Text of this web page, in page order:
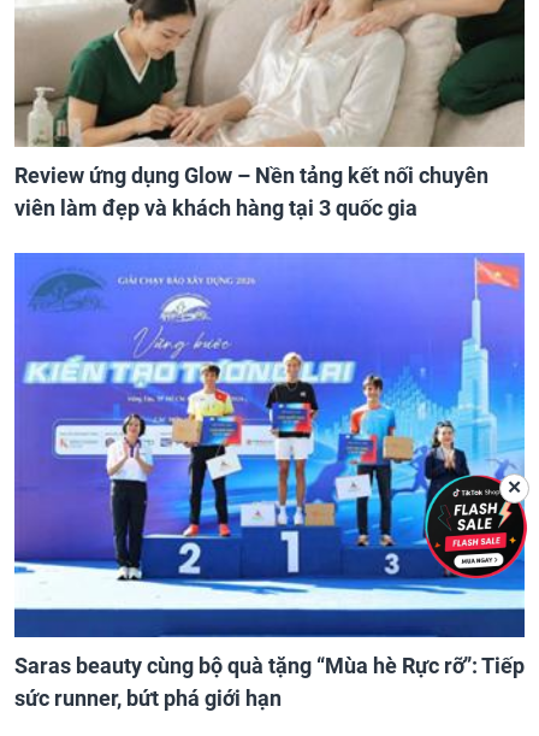
Review ứng dụng Glow – Nền tảng kết nối chuyên
viên làm đẹp và khách hàng tại 3 quốc gia
Saras beauty cùng bộ quà tặng “Mùa hè Rực rỡ”: Tiếp
sức runner, bứt phá giới hạn
✕